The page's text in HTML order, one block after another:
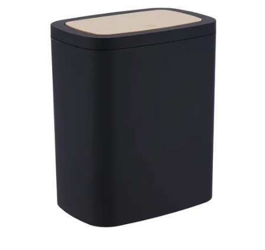
Décoration
Linge de maison
Meuble
Cuisine et art de la table
Salle de bain et beauté
Entretien et rangement
Loisirs
Zoomer sur l'image